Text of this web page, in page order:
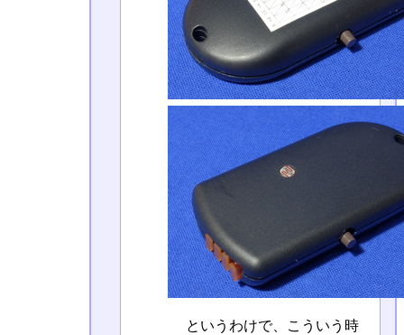
というわけで、こういう時